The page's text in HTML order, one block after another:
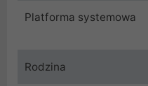
Platforma systemowa
Rodzina